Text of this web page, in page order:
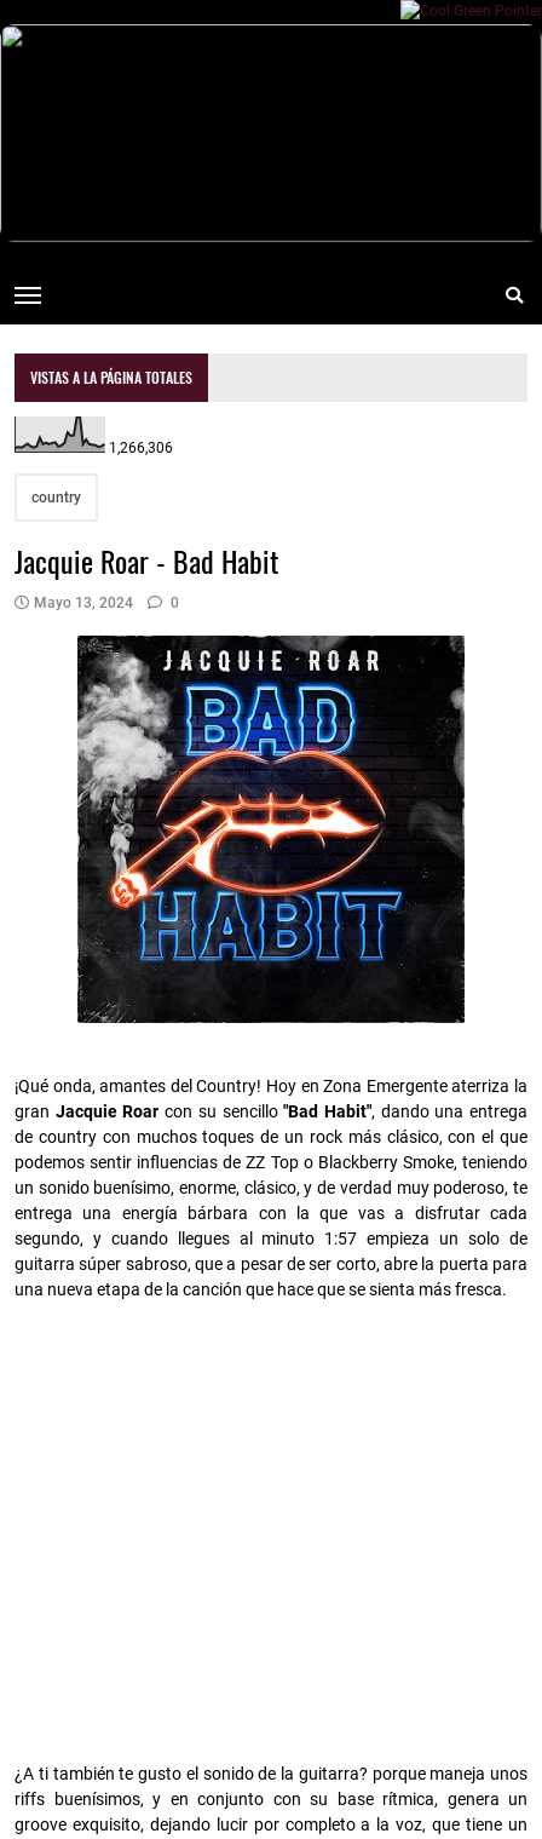
VISTAS A LA PÁGINA TOTALES
1,266,306
country
Jacquie Roar - Bad Habit
Mayo 13, 2024 0
¡Qué onda, amantes del Country! Hoy en Zona Emergente aterriza la
gran Jacquie Roar con su sencillo"Bad Habit", dando una entrega
de country con muchos toques de un rock más clásico, con el que
podemos sentir influencias de ZZ Top o Blackberry Smoke, teniendo
un sonido buenísimo, enorme, clásico, y de verdad muy poderoso, te
entrega una energía bárbara con la que vas a disfrutar cada
segundo, y cuando llegues al minuto 1:57 empieza un solo de
guitarra súper sabroso, que a pesar de ser corto, abre la puerta para
una nueva etapa de la canción que hace que se sienta más fresca.
¿A ti también te gusto el sonido de la guitarra? porque maneja unos
riffs buenísimos, y en conjunto con su base rítmica, genera un
groove exquisito, dejando lucir por completo a la voz, que tiene un